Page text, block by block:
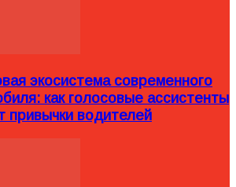
экосистема современного
как голосовые ассистенты
привычки водителей